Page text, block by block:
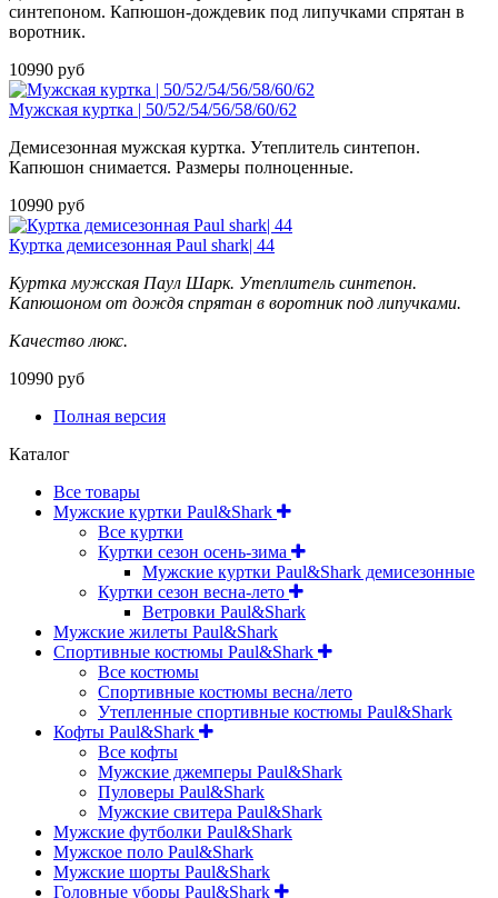
синтепоном. Капюшон-дождевик под липучками спрятан в
воротник.
10990 руб
Мужская куртка | 50/52/54/56/58/60/62
Демисезонная мужская куртка. Утеплитель синтепон.
Капюшон снимается. Размеры полноценные.
10990 руб
Куртка демисезонная Paul shark| 44
Куртка мужская Паул Шарк. Утеплитель синтепон.
Капюшоном от дождя спрятан в воротник под липучками.
Качество люкс.
10990 руб
Полная версия
Каталог
Все товары
Мужские куртки Paul&Shark
Все куртки
Куртки сезон осень-зима
Мужские куртки Paul&Shark демисезонные
Куртки сезон весна-лето
Ветровки Paul&Shark
Мужские жилеты Paul&Shark
Спортивные костюмы Paul&Shark
Все костюмы
Спортивные костюмы весна/лето
Утепленные спортивные костюмы Paul&Shark
Кофты Paul&Shark
Все кофты
Мужские джемперы Paul&Shark
Пуловеры Paul&Shark
Мужские свитера Paul&Shark
Мужские футболки Paul&Shark
Мужское поло Paul&Shark
Мужские шорты Paul&Shark
Головные уборы Paul&Shark